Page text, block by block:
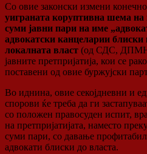
Со овие законски измени конечно
уиграната коруптивна шема
суми јавни пари на име
адвокатски канцеларии
локалната власт (од СДС,
јавните претпријатија, кои се
поставени од овие буржујски
Во иднина, овие секојдневни и
спорови ќе треба да ги
со положен правосуден испит,
на претпријатијата, наместо
суми пари, со давање
адвокати блиски до власта.